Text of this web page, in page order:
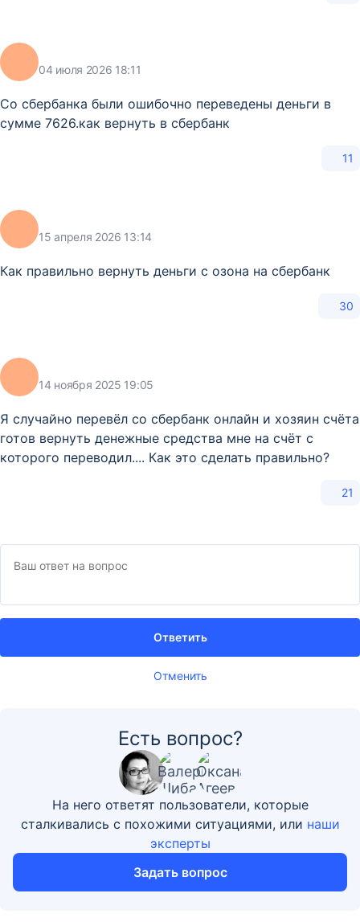
04 июля 2026 18:11
Со сбербанка были ошибочно переведены деньги в
сумме 7626.как вернуть в сбербанк
11
15 апреля 2026 13:14
Как правильно вернуть деньги с озона на сбербанк
30
14 ноября 2025 19:05
Я случайно перевёл со сбербанк онлайн и хозяин счёта
готов вернуть денежные средства мне на счёт с
которого переводил.... Как это сделать правильно?
21
Отменить
Ответить
Есть вопрос?
На него ответят пользователи, которые
сталкивались с похожими ситуациями, или наши
эксперты
Задать вопрос